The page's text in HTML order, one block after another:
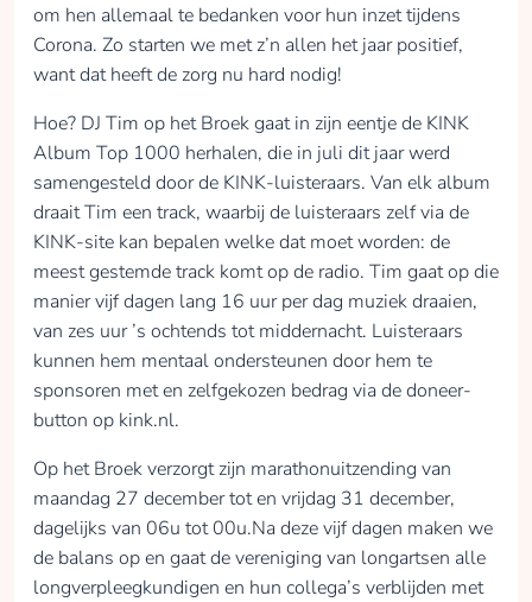
om hen allemaal te bedanken voor hun inzet tijdens
Corona. Zo starten we met z’n allen het jaar positief,
want dat heeft de zorg nu hard nodig!
Hoe? DJ Tim op het Broek gaat in zijn eentje de KINK
Album Top 1000 herhalen, die in juli dit jaar werd
samengesteld door de KINK-luisteraars. Van elk album
draait Tim een track, waarbij de luisteraars zelf via de
KINK-site kan bepalen welke dat moet worden: de
meest gestemde track komt op de radio. Tim gaat op die
manier vijf dagen lang 16 uur per dag muziek draaien,
van zes uur ’s ochtends tot middernacht. Luisteraars
kunnen hem mentaal ondersteunen door hem te
sponsoren met en zelfgekozen bedrag via de doneer-
button op kink.nl.
Op het Broek verzorgt zijn marathonuitzending van
maandag 27 december tot en vrijdag 31 december,
dagelijks van 06u tot 00u.Na deze vijf dagen maken we
de balans op en gaat de vereniging van longartsen alle
longverpleegkundigen en hun collega’s verblijden met